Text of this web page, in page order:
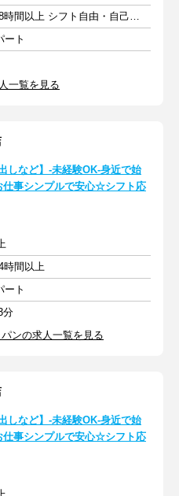
週1日以上 1日8時間以上 シフト自由・自己申告
ート
一覧を見る
しなど】-未経験OK-身近で始
仕事シンプルで安心☆シフト応
時間以上
ート
分
ンの求人一覧を見る
しなど】-未経験OK-身近で始
仕事シンプルで安心☆シフト応